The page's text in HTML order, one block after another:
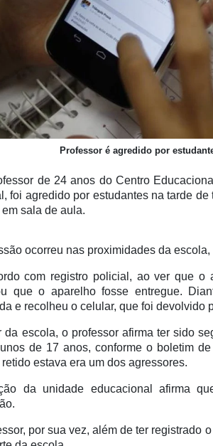
Professor é agredido por
de 24 anos do Centro
foi agredido por estudantes na tarde
sala de aula.
ocorreu nas proximidades da
com registro policial, ao ver que
que o aparelho fosse entregue.
e recolheu o celular, que foi devolvido
da escola, o professor afirma ter sido
de 17 anos, conforme o boletim
estava era um dos agressores.
da unidade educacional afirma
por sua vez, além de ter registrado